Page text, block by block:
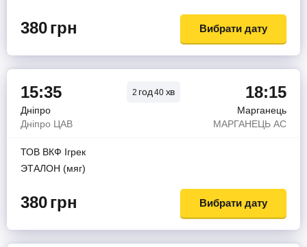
380грн Вибрати дату
15:35 2 год40 хв 18:15
Дніпро
Марганець
Дніпро ЦАВ
МАРГАНЕЦЬ АС
ТОВ ВКФ Iгрек
ЭТАЛОН (мяг)
380грн Вибрати дату